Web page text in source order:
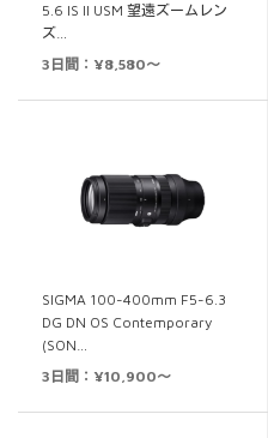
5.6 IS II USM 望遠ズームレン
ズ…
3日間：¥8,580～
SIGMA 100-400mm F5-6.3
DG DN OS Contemporary
(SON…
3日間：¥10,900～